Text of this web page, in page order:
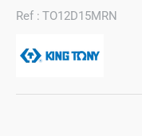
Ref : TO12D15MRN